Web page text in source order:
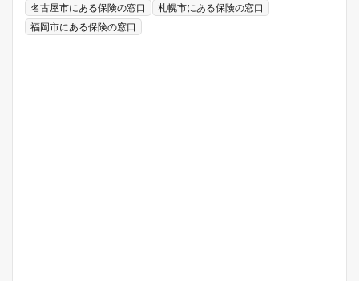
名古屋市にある保険の窓口
札幌市にある保険の窓口
福岡市にある保険の窓口